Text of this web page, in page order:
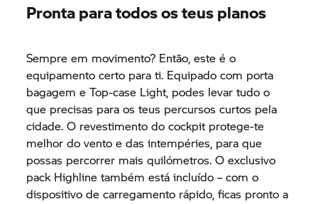
Pronta para todos os teus planos
Sempre em movimento? Então, este é o
equipamento certo para ti. Equipado com porta
bagagem e Top-case Light, podes levar tudo o
que precisas para os teus percursos curtos pela
cidade. O revestimento do cockpit protege-te
melhor do vento e das intempéries, para que
possas percorrer mais quilómetros. O exclusivo
pack Highline também está incluído – com o
dispositivo de carregamento rápido, ficas pronto a